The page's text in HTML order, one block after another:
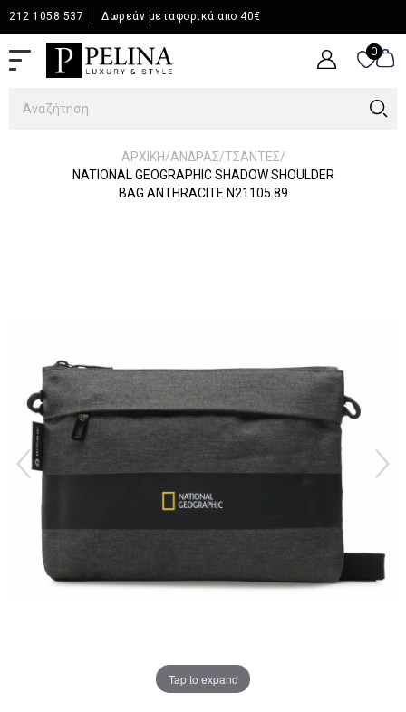
212 1058 537 Δωρεάν μεταφορικά απο 40€
0
0
ΑΡΧΙΚΉ/ΆΝΔΡΑΣ/ΤΣΑΝΤΕΣ/
NATIONAL GEOGRAPHIC SHADOW SHOULDER
BAG ANTHRACITE N21105.89
Tap to expand